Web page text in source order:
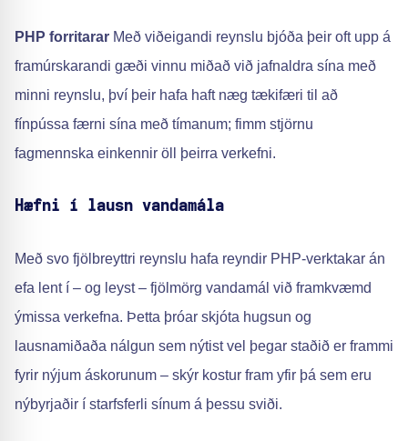
PHP forritarar Með viðeigandi reynslu bjóða þeir oft upp á
framúrskarandi gæði vinnu miðað við jafnaldra sína með
minni reynslu, því þeir hafa haft næg tækifæri til að
fínpússa færni sína með tímanum; fimm stjörnu
fagmennska einkennir öll þeirra verkefni.
Hæfni í lausn vandamála
Með svo fjölbreyttri reynslu hafa reyndir PHP-verktakar án
efa lent í – og leyst – fjölmörg vandamál við framkvæmd
ýmissa verkefna. Þetta þróar skjóta hugsun og
lausnamiðaða nálgun sem nýtist vel þegar staðið er frammi
fyrir nýjum áskorunum – skýr kostur fram yfir þá sem eru
nýbyrjaðir í starfsferli sínum á þessu sviði.